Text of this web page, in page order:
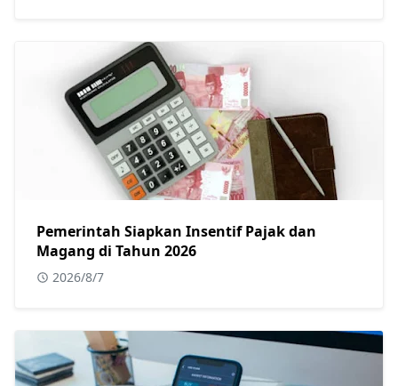
Pemerintah Siapkan Insentif Pajak dan
Magang di Tahun 2026
2026/8/7